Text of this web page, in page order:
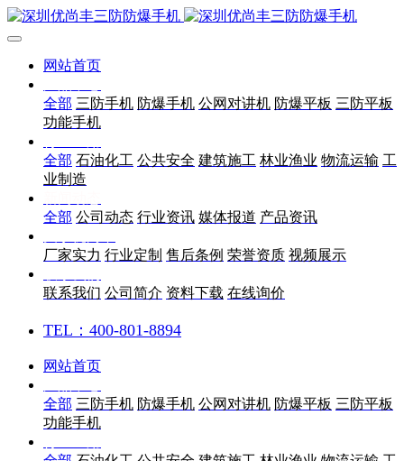
网站首页
全部 三防手机 防爆手机 公网对讲机 防爆平板 三防平板
功能手机
全部 石油化工 公共安全 建筑施工 林业渔业 物流运输 工
业制造
全部 公司动态 行业资讯 媒体报道 产品资讯
厂家实力 行业定制 售后条例 荣誉资质 视频展示
联系我们 公司简介 资料下载 在线询价
TEL：400-801-8894
网站首页
全部 三防手机 防爆手机 公网对讲机 防爆平板 三防平板
功能手机